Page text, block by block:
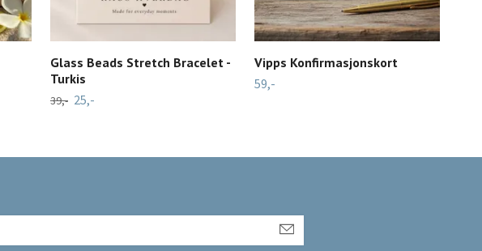
Glass Beads Stretch Bracelet -
Turkis
39,- 25,-
Vipps Konfirmasjonskort
59,-